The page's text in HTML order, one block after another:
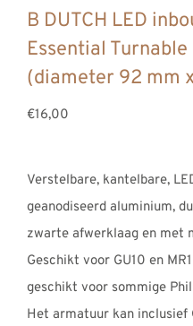
B DUTCH LED
Essential
(diameter 92 mm
€16,00
Verstelbare, kantelbare,
geanodiseerd aluminium,
zwarte afwerklaag en met
Geschikt voor GU10 en
geschikt voor sommige
Het armatuur kan inclusief